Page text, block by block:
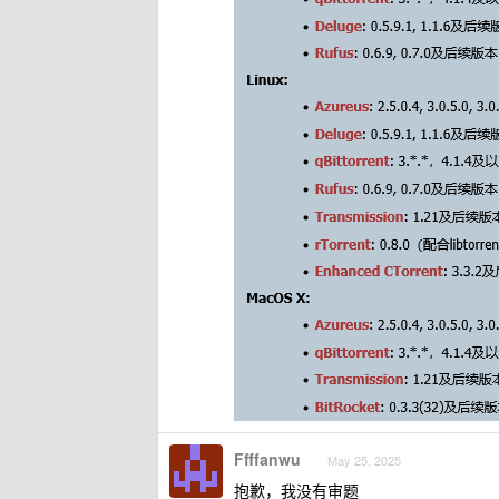
Ffffanwu May 25, 2025
抱歉，我没有审题